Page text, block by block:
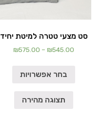
סט מצעי טטרה למיטת יחיד
₪545.00
–
₪575.00
בחר אפשרויות
תצוגה מהירה